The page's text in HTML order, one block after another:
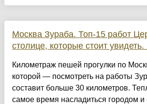
Москва Зураба. Топ-15 работ
столице, которые стоит
Километраж пешей прогулки по
которой — посмотреть на работы
составит больше 30 километров.
самое время насладиться городом и